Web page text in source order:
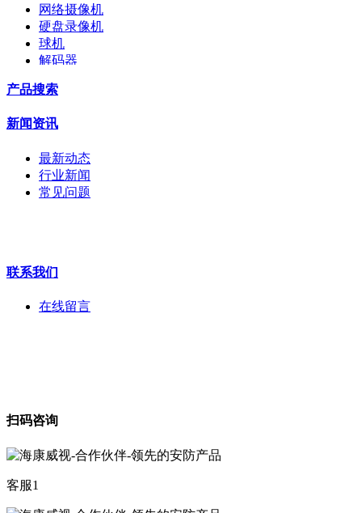
网络摄像机
硬盘录像机
球机
解码器
配件
拼接屏
安检门
工程宝
海康机器人
产品搜索
新闻资讯
最新动态
行业新闻
常见问题
联系我们
在线留言
扫码咨询
客服1